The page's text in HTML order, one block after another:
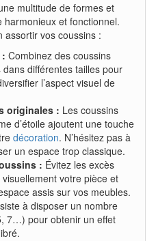
multitude de formes et
et fonctionnel.
assortir vos coussins :
Combinez des coussins
différentes tailles pour
l’aspect visuel de
originales : Les coussins
d’étoile ajoutent une touche
décoration. N’hésitez pas à
un espace trop classique.
: Évitez les excès
votre pièce et
assis sur vos meubles.
à disposer un nombre
7…) pour obtenir un effet